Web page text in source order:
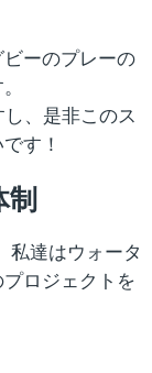
ーのプレーの
、是非このス
す！
私達はウォータ
ロジェクトを